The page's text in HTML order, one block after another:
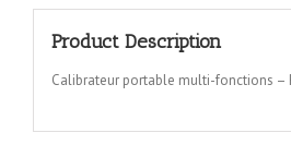
Product Description
Calibrateur portable multi-fonctions –